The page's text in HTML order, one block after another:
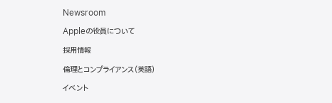
Newsroom
Appleの役員について
採用情報
倫理とコンプライアンス（英語）
イベント